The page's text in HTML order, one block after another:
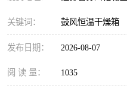
关键词： 鼓风恒温干燥箱
发布日期： 2026-08-07
阅 读 量： 1035